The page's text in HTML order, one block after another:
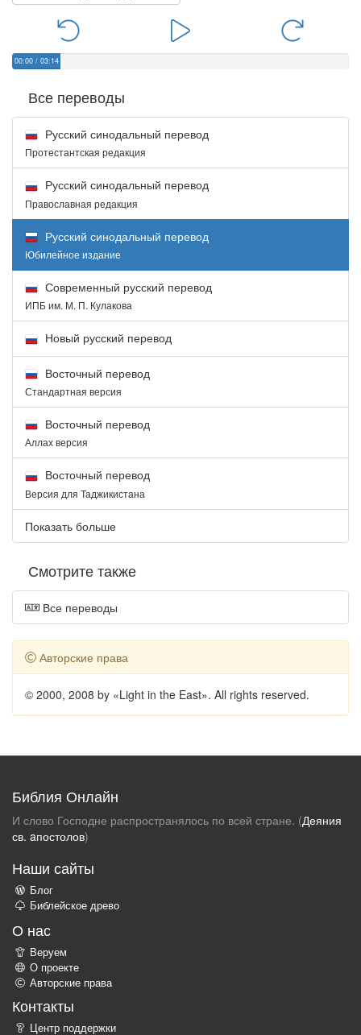
00:00 / 03:14
Все переводы
Русский синодальный перевод
Протестантская редакция
Русский синодальный перевод
Православная редакция
Русский синодальный перевод
Юбилейное издание
Современный русский перевод
ИПБ им. М. П. Кулакова
Новый русский перевод
Восточный перевод
Стандартная версия
Восточный перевод
Аллах версия
Восточный перевод
Версия для Таджикистана
Показать больше
Смотрите также
Все переводы
Авторские права
© 2000, 2008 by «Light in the East». All rights reserved.
Библия Онлайн
И слово Господне распространялось по всей стране. (Деяния
св. aпостолов)
Наши сайты
Блог
Библейское древо
О нас
Веруем
О проекте
Авторские права
Контакты
Центр поддержки